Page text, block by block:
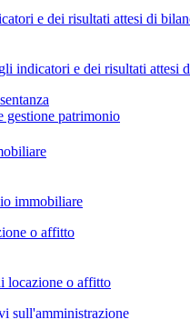
e dei risultati attesi di
indicatori e dei risultati attesi
gestione patrimonio
immobiliare
o affitto
locazione o affitto
sull'amministrazione